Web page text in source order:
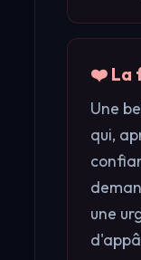
❤️ La
Une
qui,
une